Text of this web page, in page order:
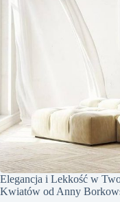
Elegancja i Lekkość w
Kwiatów od Anny